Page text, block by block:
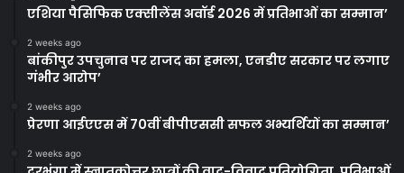
एशिया पैसिफिक एक्सीलेंस अवॉर्ड 2026 में प्रतिभाओं का सम्मान’
2 weeks ago
बांकीपुर उपचुनाव पर राजद का हमला, एनडीए सरकार पर लगाए
गंभीर आरोप’
2 weeks ago
प्रेरणा आईएएस में 70वीं बीपीएससी सफल अभ्यर्थियों का सम्मान’
2 weeks ago